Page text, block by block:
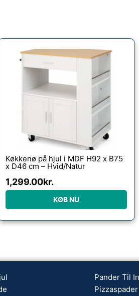
Køkkenø på hjul i MDF H92 x B75
x D46 cm – Hvid/Natur
1,299.00kr.
KØB NU
Pander Til
Pizzaspader